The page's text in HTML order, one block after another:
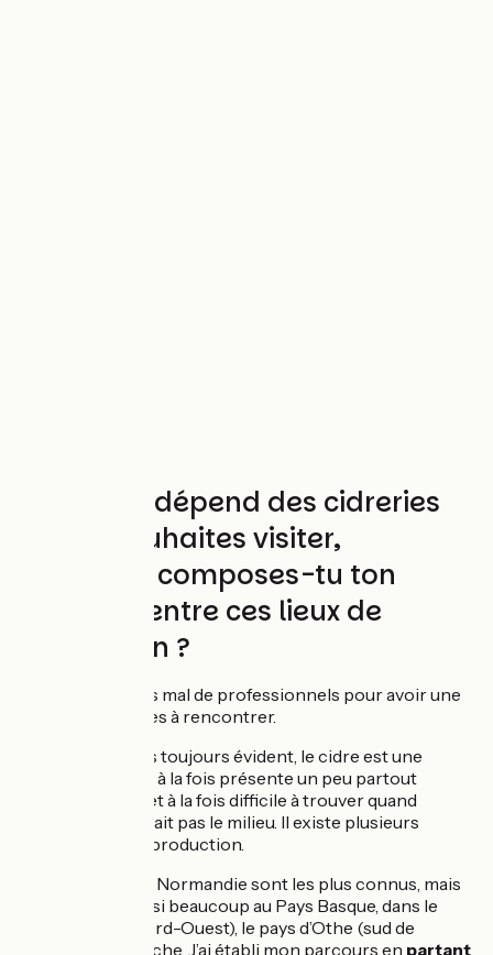
Ton trajet dépend des cidreries
que tu souhaites visiter,
comment composes-tu ton
itinéraire entre ces lieux de
production ?
J’ai démarché pas mal de professionnels pour avoir une
liste de personnes à rencontrer.
Ce n’est pas toujours évident, le cidre est une
production à la fois présente un peu partout
en France et à la fois difficile à trouver quand
on ne connait pas le milieu. Il existe plusieurs
bassins de production.
La Bretagne et la Normandie sont les plus connus, mais
on en trouve aussi beaucoup au Pays Basque, dans le
Pays de Bray (Nord-Ouest), le pays d’Othe (sud de
Troyes), et le Perche. J’ai établi mon parcours en partant